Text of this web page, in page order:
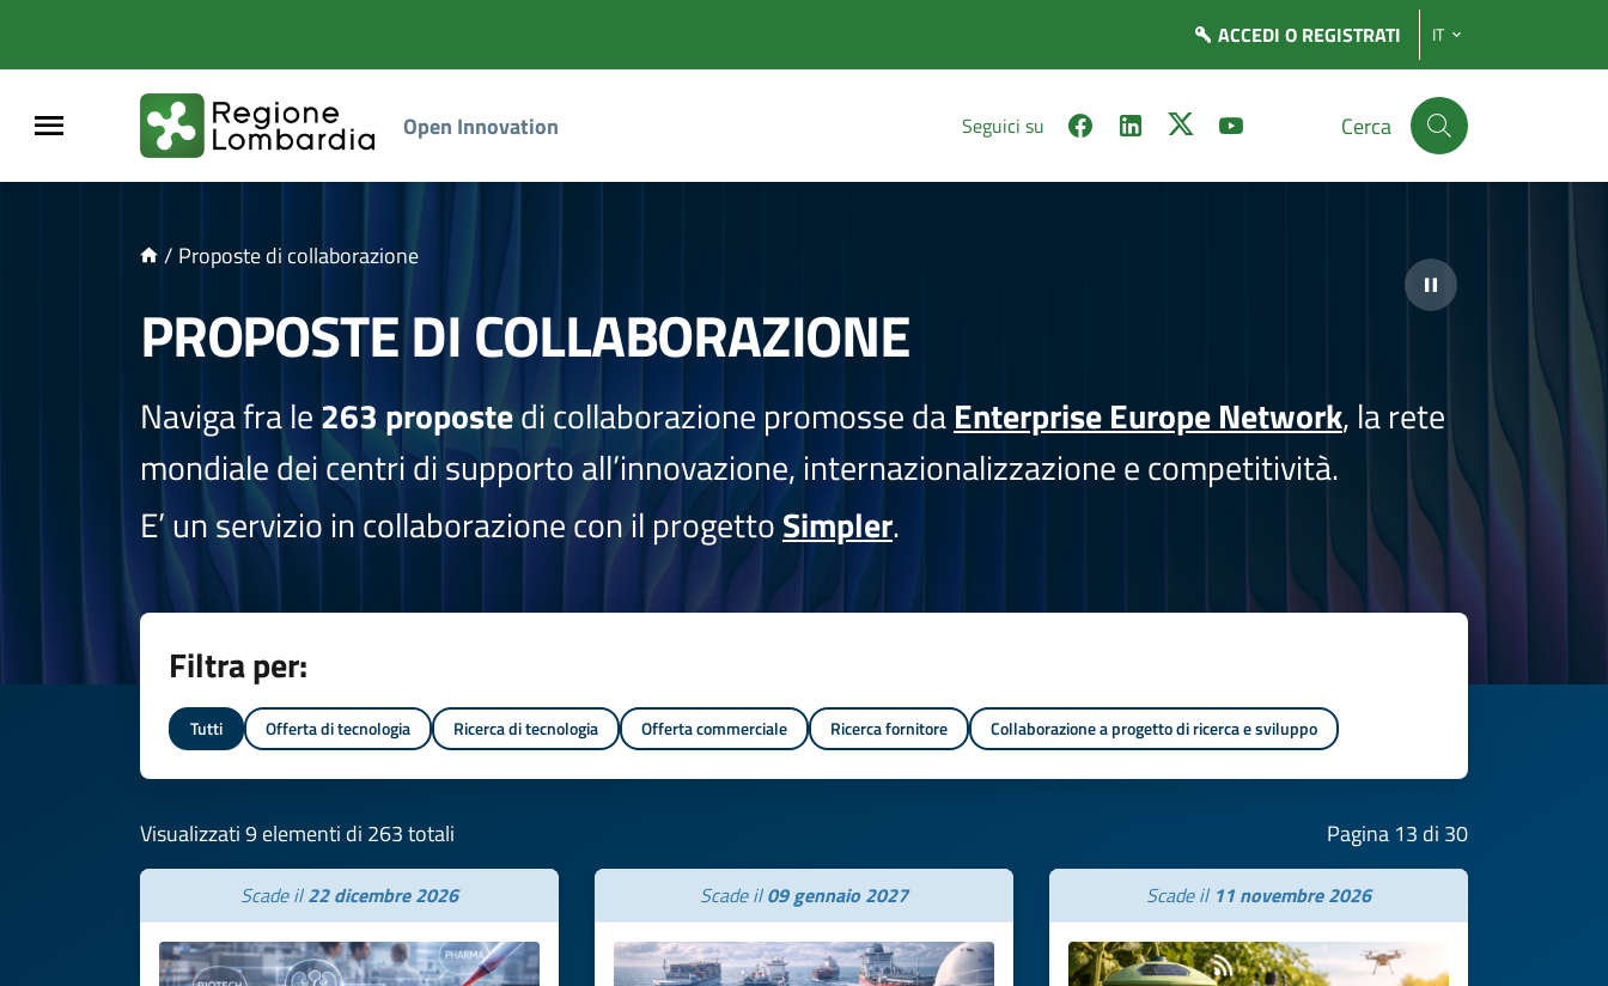
ACCEDI O REGISTRATI IT
Open Innovation Seguici su Cerca
/ Proposte di collaborazione
PROPOSTE DI COLLABORAZIONE
Naviga fra le263 propostedi collaborazione promosse daEnterprise Europe Network, la rete
mondiale dei centri di supporto all’innovazione, internazionalizzazione e competitività.
E’ un servizio in collaborazione con il progettoSimpler.
Filtra per:
Tutti Offerta di tecnologia Ricerca di tecnologia Offerta commerciale Ricerca fornitore Collaborazione a progetto di ricerca e sviluppo
Visualizzati 9 elementi di 263 totali Pagina 13 di 30
Scade il22 dicembre 2026 Scade il09 gennaio 2027 Scade il 11 novembre 2026